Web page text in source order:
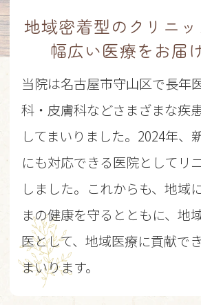
へ
健康診断および予防接種に関
お手数ですが診療時間内にお
約をお願いいたします。
TEL:052-791-2037
2024.09.13
ホームページを公開いたしま
もよろしくお願いいたします
地域密着型のクリニッ
幅広い医療をお届
当院は名古屋市守山区で長年
科・皮膚科などさまざまな疾
してまいりました。2024年、
にも対応できる医院としてリ
しました。これからも、地域
まの健康を守るとともに、地
医として、地域医療に貢献で
まいります。